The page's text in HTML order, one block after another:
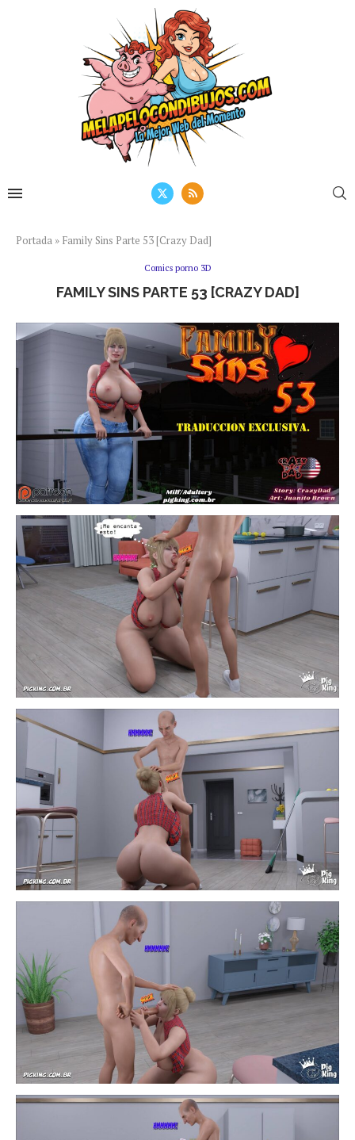
Portada » Family Sins Parte 53 [Crazy Dad]
Comics porno 3D
FAMILY SINS PARTE 53 [CRAZY DAD]